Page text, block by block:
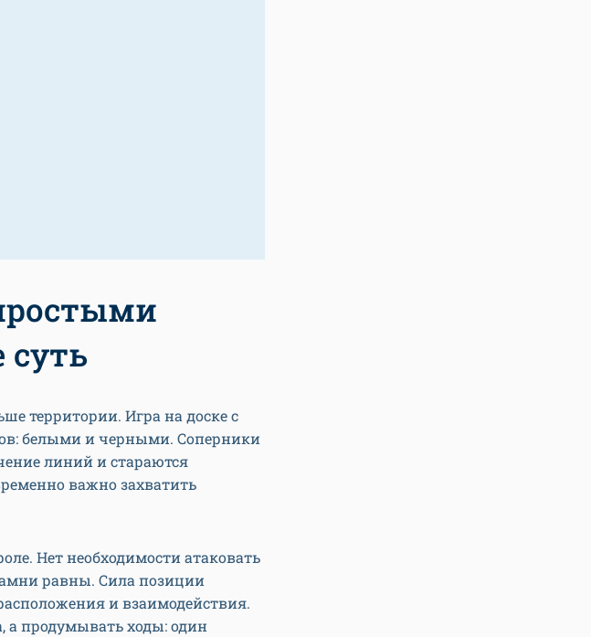
территории. Игра на доске с
белыми и черными. Соперники
линий и стараются
важно захватить
Нет необходимости атаковать
равны. Сила позиции
и взаимодействия.
а продумывать ходы: один